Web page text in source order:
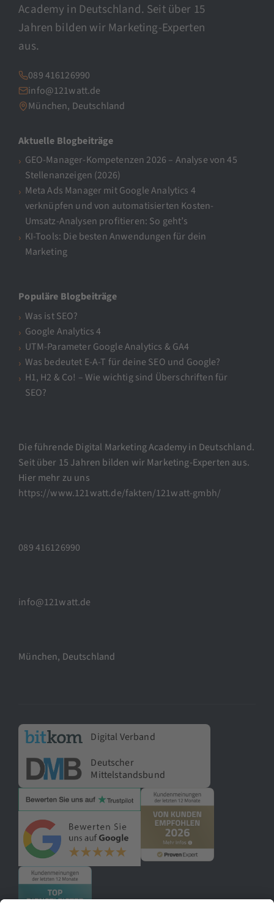
Academy in Deutschland. Seit über 15
Jahren bilden wir Marketing-Experten
aus.
089 416126990
info@121watt.de
München, Deutschland
Aktuelle Blogbeiträge
GEO-Manager-Kompetenzen 2026 – Analyse von 45
Stellenanzeigen (2026)
Meta Ads Manager mit Google Analytics 4
verknüpfen und von automatisierten Kosten-
Umsatz-Analysen profitieren: So geht’s
KI-Tools: Die besten Anwendungen für dein
Marketing
Populäre Blogbeiträge
Was ist SEO?
Google Analytics 4
UTM-Parameter Google Analytics & GA4
Was bedeutet E-A-T für deine SEO und Google?
H1, H2 & Co! – Wie wichtig sind Überschriften für
SEO?
Die führende Digital Marketing Academy in Deutschland.
Seit über 15 Jahren bilden wir Marketing-Experten aus.
Hier mehr zu uns
https://www.121watt.de/fakten/121watt-gmbh/
089 416126990
info@121watt.de
München, Deutschland
Digital Verband
Deutscher
Mittelstandsbund